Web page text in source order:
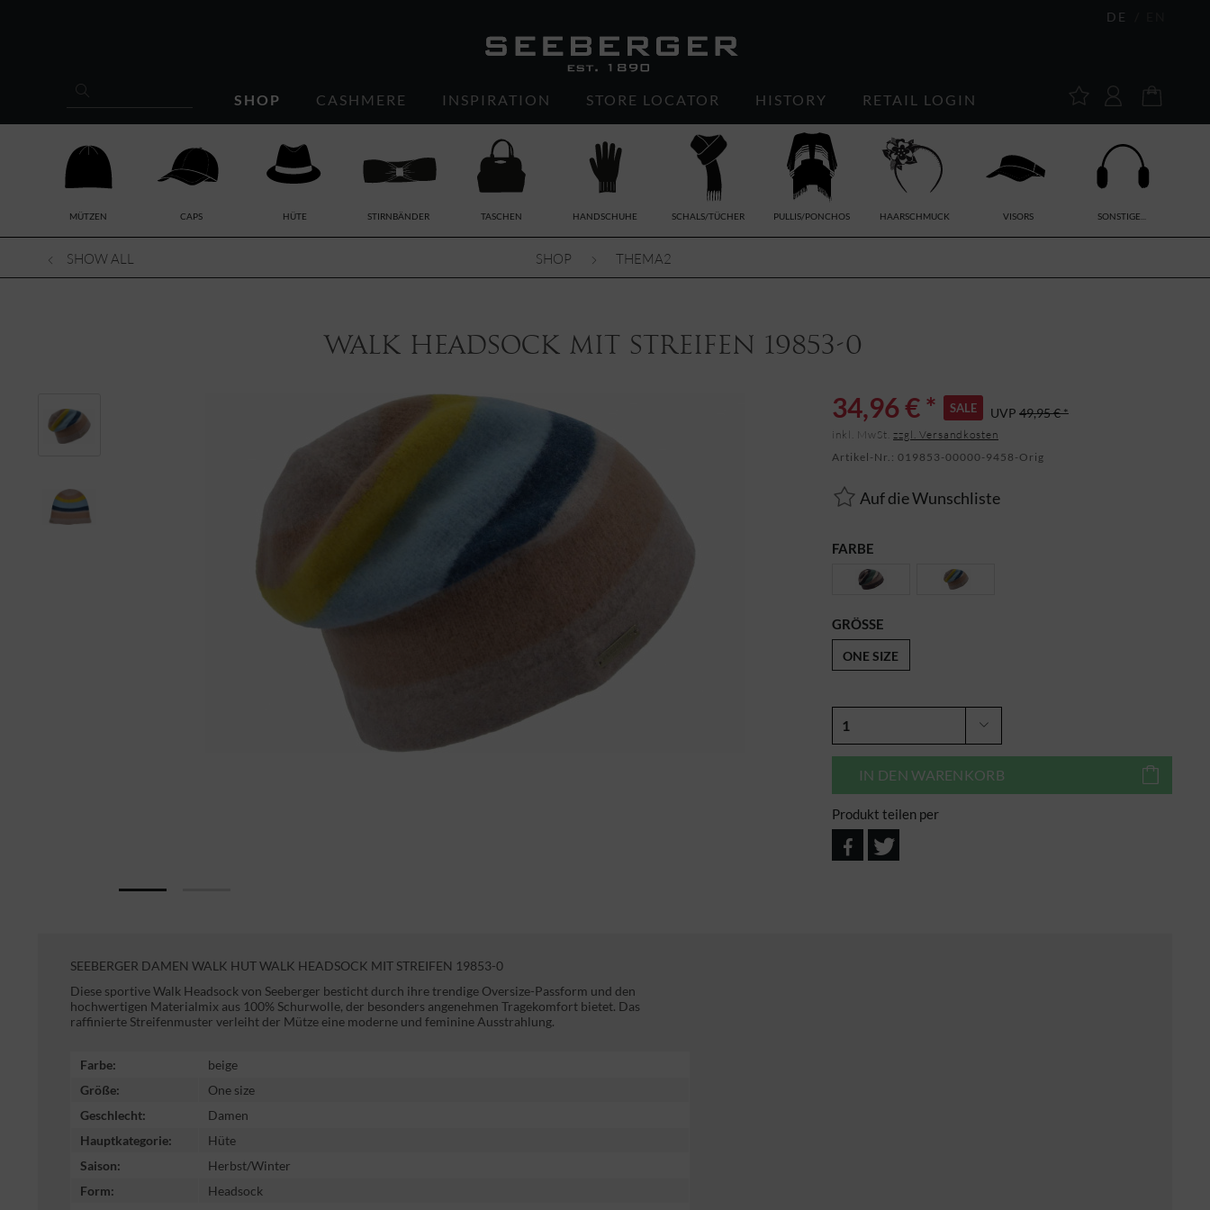
DE
SHOP CASHMERE INSPIRATION STORE LOCATOR HISTORY RETAIL LOGIN
MÜTZEN CAPS HÜTE STIRNBÄNDER TASCHEN HANDSCHUHE SCHALS/TÜCHER PULLIS/PONCHOS HAARSCHMUCK VISORS SONSTIGE...
SHOW ALL SHOP THEMA2
Walk Headsock mit Streifen 19853-0
34,96 € * SALE UVP 49,95 € *
inkl. MwSt. zzgl. Versandkosten
Artikel-Nr.: 019853-00000-9458-Orig
Auf die Wunschliste
FARBE
GRÖSSE
ONE SIZE
IN DEN WARENKORB
Produkt teilen per
SEEBERGER DAMEN WALK HUT WALK HEADSOCK MIT STREIFEN 19853-0
Diese sportive Walk Headsock von Seeberger besticht durch ihre trendige Oversize-Passform und den
hochwertigen Materialmix aus 100% Schurwolle, der besonders angenehmen Tragekomfort bietet. Das
raffinierte Streifenmuster verleiht der Mütze eine moderne und feminine Ausstrahlung.
Farbe:
beige
Größe:
One size
Geschlecht:
Damen
Hauptkategorie:
Hüte
Saison:
Herbst/Winter
Form:
Headsock